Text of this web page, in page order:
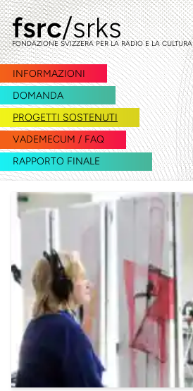
vai
alla
navigazione
vai
al
contenuto
fsrc/srks
FONDAZIONE SVIZZERA PER LA RADIO E LA CULTURA
INFORMAZIONI
DOMANDA
PROGETTI SOSTENUTI
VADEMECUM / FAQ
RAPPORTO FINALE